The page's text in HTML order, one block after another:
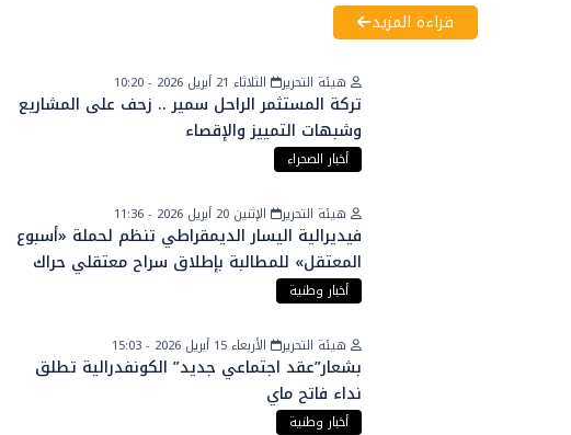
قراءة المزيد
هيئة التحرير الثلاثاء 21 أبريل 2026 - 10:20
تركة المستثمر الراحل سمير .. زحف على المشاريع
وشبهات التمييز والإقصاء
أخبار الصحراء
هيئة التحرير الإثنين 20 أبريل 2026 - 11:36
فيديرالية اليسار الديمقراطي تنظم لحملة «أسبوع
المعتقل» للمطالبة بإطلاق سراح معتقلي حراك
الريف
أخبار وطنية
هيئة التحرير الأربعاء 15 أبريل 2026 - 15:03
بشعار”عقد اجتماعي جديد” الكونفدرالية تطلق
نداء فاتح ماي
أخبار وطنية